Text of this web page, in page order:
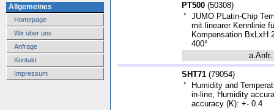
Allgemeines
Homepage
Wir über uns
Anfrage
Kontakt
Impressum
PT500 (50308)
*
JUMO PLatin-Chip
mit linearer Kennlinie
Kompensation BxLxH
400°
a.Anfr.
SHT71 (79054)
*
Humidity and
in-line, Humidity
accuracy (K): +- 0.4